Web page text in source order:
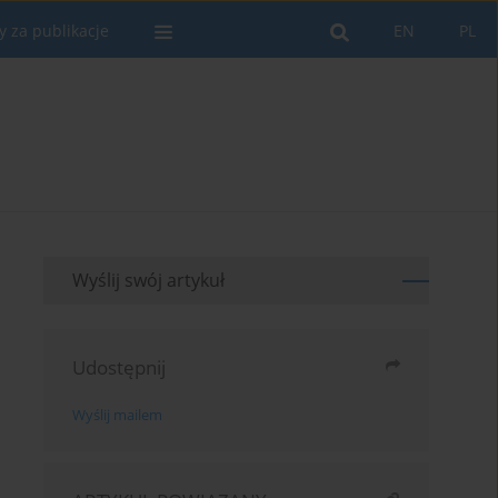
PL
EN
za publikacje
Wyślij swój artykuł
Udostępnij
Wyślij mailem